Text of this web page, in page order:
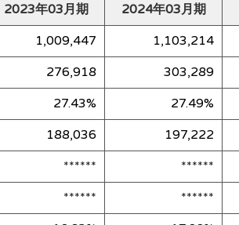
2023年03月期 2024年03月期
1,009,447 1,103,214
276,918 303,289
27.43% 27.49%
188,036 197,222
****** ******
****** ******